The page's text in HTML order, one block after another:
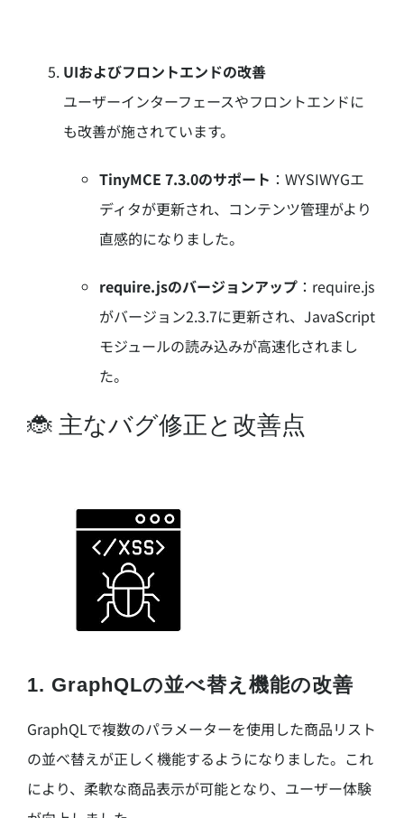
UIおよびフロントエンドの改善
ユーザーインターフェースやフロントエンドに
も改善が施されています。
TinyMCE 7.3.0のサポート ： WYSIWYGエ
ディタが更新され、コンテンツ管理がより
直感的になりました。
require.jsのバージョンアップ： require.js
がバージョン2.3.7に更新され、JavaScript
モジュールの読み込みが高速化されまし
た。
🐞 主なバグ修正と改善点
1. GraphQLの並べ替え機能の改善
GraphQLで複数のパラメーターを使用した商品リスト
の並べ替えが正しく機能するようになりました。これ
により、柔軟な商品表示が可能となり、ユーザー体験